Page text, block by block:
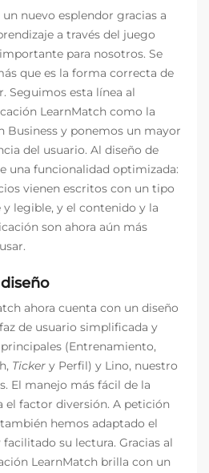
nuevo esplendor gracias a
a través del juego
para nosotros. Se
que es la forma correcta de
Seguimos esta línea al
LearnMatch como la
Business y ponemos un mayor
del usuario. Al diseño de
una funcionalidad optimizada:
vienen escritos con un tipo
legible, y el contenido y la
son ahora aún más
ahora cuenta con un diseño
de usuario simplificada y
(Entrenamiento,
Ticker y Perfil) y Lino, nuestro
El manejo más fácil de la
el factor diversión. A petición
hemos adaptado el
su lectura. Gracias al
LearnMatch brilla con un